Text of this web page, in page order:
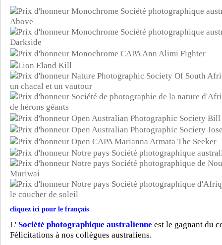
cliquez ici pour le français
L' Société photographique australienne est le gagnant du
Félicitations à nos collègues australiens.